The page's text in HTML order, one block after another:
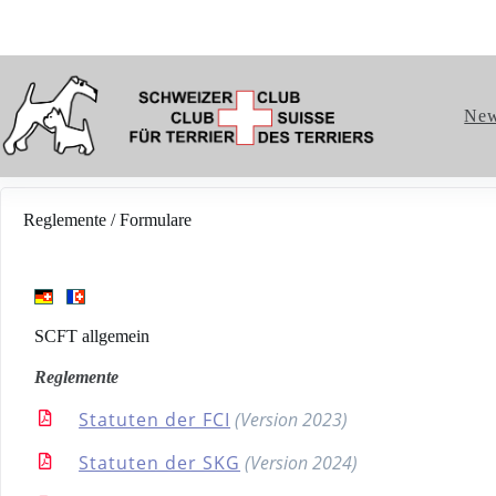
Reglemente / Formulare
SCFT allgemein
Reglemente
Statuten der FCI (Version 2023)
Statuten der SKG (Version 2024)